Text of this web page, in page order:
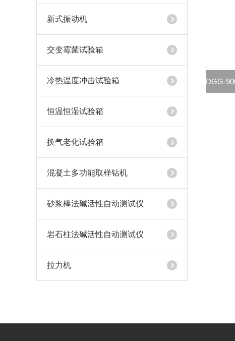
新式振动机
交变霉菌试验箱
冷热温度冲击试验箱
恒温恒湿试验箱
换气老化试验箱
混凝土多功能取样钻机
砂浆棒法碱活性自动测试仪
岩石柱法碱活性自动测试仪
拉力机
DGG-